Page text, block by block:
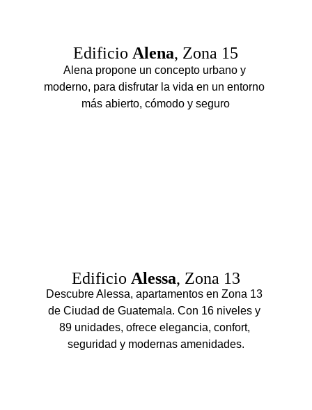
Edificio Alena, Zona 15
Alena propone un concepto urbano y
moderno, para disfrutar la vida en un entorno
más abierto, cómodo y seguro
Edificio Alessa, Zona 13
Descubre Alessa, apartamentos en Zona 13
de Ciudad de Guatemala. Con 16 niveles y
89 unidades, ofrece elegancia, confort,
seguridad y modernas amenidades.